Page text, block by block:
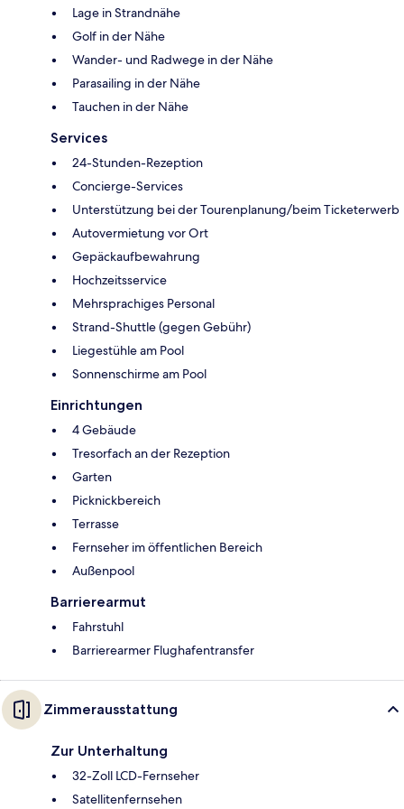
Lage in Strandnähe
Golf in der Nähe
Wander- und Radwege in der Nähe
Parasailing in der Nähe
Tauchen in der Nähe
Services
24-Stunden-Rezeption
Concierge-Services
Unterstützung bei der Tourenplanung/beim Ticketerwerb
Autovermietung vor Ort
Gepäckaufbewahrung
Hochzeitsservice
Mehrsprachiges Personal
Strand-Shuttle (gegen Gebühr)
Liegestühle am Pool
Sonnenschirme am Pool
Einrichtungen
4 Gebäude
Tresorfach an der Rezeption
Garten
Picknickbereich
Terrasse
Fernseher im öffentlichen Bereich
Außenpool
Barrierearmut
Fahrstuhl
Barrierearmer Flughafentransfer
Zimmerausstattung
Zur Unterhaltung
32-Zoll LCD-Fernseher
Satellitenfernsehen